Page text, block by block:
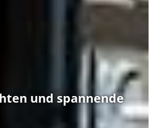
und spannende